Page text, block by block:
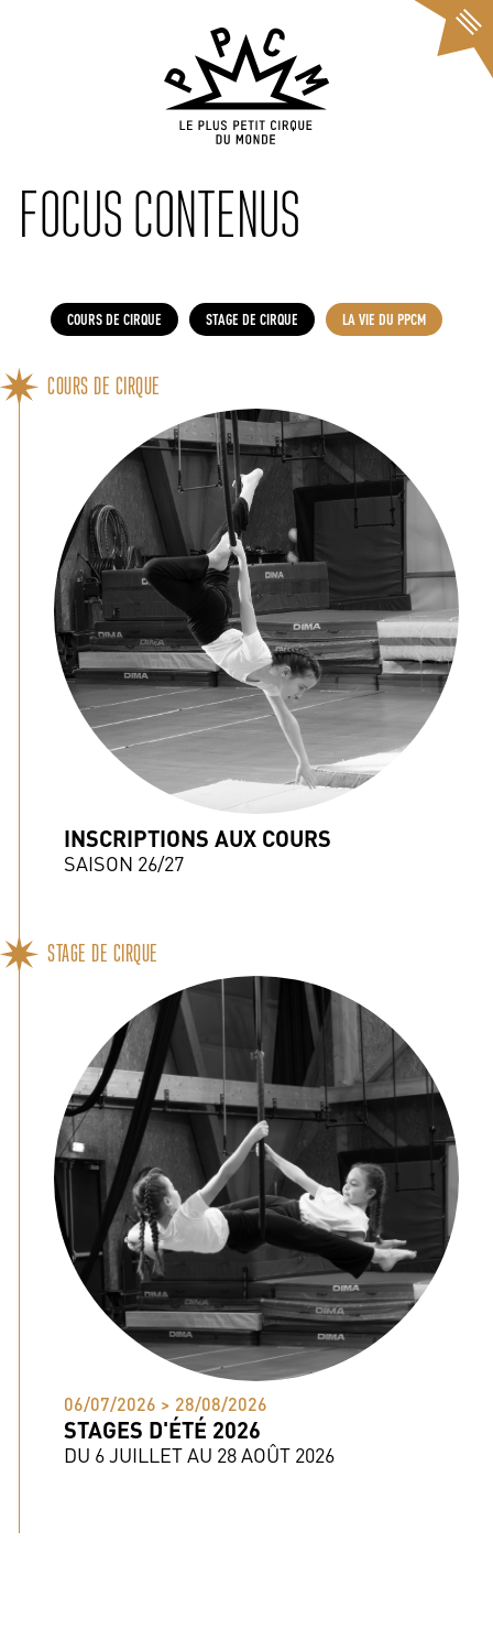
FOCUS CONTENUS
COURS DE CIRQUE STAGE DE CIRQUE LA VIE DU PPCM
COURS DE CIRQUE
INSCRIPTIONS AUX COURS
SAISON 26/27
STAGE DE CIRQUE
06/07/2026 > 28/08/2026
STAGES D'ÉTÉ 2026
DU 6 JUILLET AU 28 AOÛT 2026